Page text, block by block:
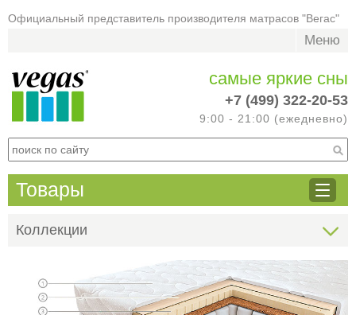
Официальный представитель производителя матрасов "Вегас"
Меню
самые яркие сны
+7 (499) 322-20-53
9:00 - 21:00 (ежедневно)
Товары
Коллекции